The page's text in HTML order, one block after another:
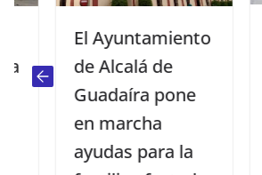
El Ayuntamiento
de Alcalá de
Guadaíra pone
en marcha
ayudas para la
el